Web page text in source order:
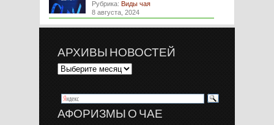
Рубрика: Виды чая
8 августа, 2024
АРХИВЫ НОВОСТЕЙ
АФОРИЗМЫ О ЧАЕ